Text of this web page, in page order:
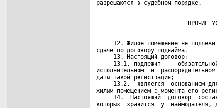
12. Жилое помещение не
сдаче по договору поднайма.
     13. Настоящий договор:
13.1. подлежит
исполнительном  и
даты такой регистрации;
13.2.  является  основанием
жилым помещением с момента его
14.  Настоящий  договор
которых  хранится  у